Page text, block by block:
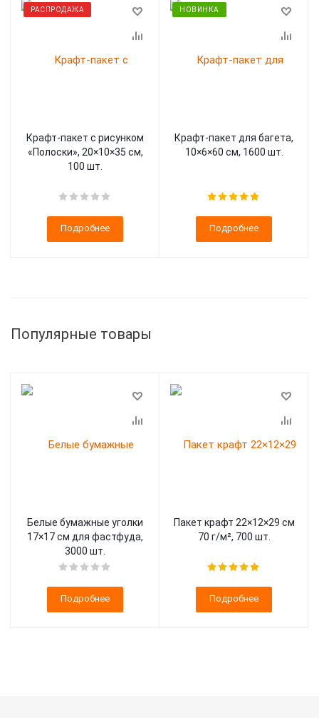
РАСПРОДАЖА
Крафт-пакет с рисунком
«Полоски», 20×10×35 см,
100 шт.
Подробнее
НОВИНКА
Крафт-пакет для багета,
10×6×60 см, 1600 шт.
Подробнее
Популярные товары
Белые бумажные уголки
17×17 см для фастфуда,
3000 шт.
Подробнее
Пакет крафт 22×12×29 см
70 г/м², 700 шт.
Подробнее